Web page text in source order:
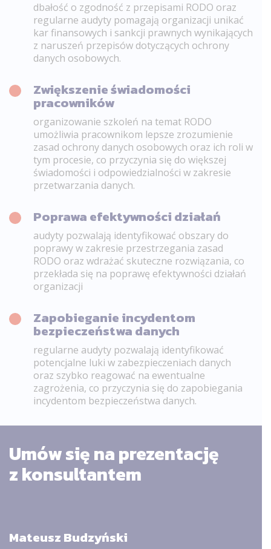
dbałość o zgodność z przepisami RODO oraz
regularne audyty pomagają organizacji unikać
kar finansowych i sankcji prawnych wynikających
z naruszeń przepisów dotyczących ochrony
danych osobowych.
Zwiększenie świadomości
pracowników
organizowanie szkoleń na temat RODO
umożliwia pracownikom lepsze zrozumienie
zasad ochrony danych osobowych oraz ich roli w
tym procesie, co przyczynia się do większej
świadomości i odpowiedzialności w zakresie
przetwarzania danych.
Poprawa efektywności działań
audyty pozwalają identyfikować obszary do
poprawy w zakresie przestrzegania zasad
RODO oraz wdrażać skuteczne rozwiązania, co
przekłada się na poprawę efektywności działań
organizacji
Zapobieganie incydentom
bezpieczeństwa danych
regularne audyty pozwalają identyfikować
potencjalne luki w zabezpieczeniach danych
oraz szybko reagować na ewentualne
zagrożenia, co przyczynia się do zapobiegania
incydentom bezpieczeństwa danych.
Umów się na prezentację
z konsultantem
Mateusz Budzyński